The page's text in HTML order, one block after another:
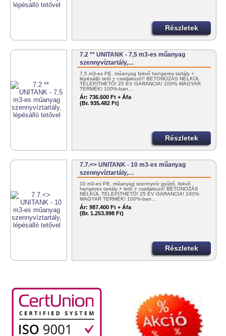
Részletek
7.2 ** UNITANK - 7,5 m3-es műanyag
szennyvíztartály,…
7,5 m3-es PE. műanyag fekvő hengeres tartály +
lépésálló tető + csatlakozó!! BETONOZÁS NÉLKÜL
TELEPÍTHETŐ! 25 ÉV GARANCIA! 100% MAGYAR
TERMÉK! 100%-ban…
Ár: 736.600 Ft + Áfa
(Br. 935.482 Ft)
Részletek
7.7.<> UNITANK - 10 m3-es műanyag
szennyvíztartály,…
10 m3-es PE. műanyag szennyvíz gyűjtő, fekvő
hengeres tartály + tető + csatlakozó! BETONOZÁS
NÉLKÜL TELEPÍTHETŐ! 25 ÉV GARANCIA! 100%
MAGYAR TERMÉK! 100%-ban…
Ár: 987.400 Ft + Áfa
(Br. 1.253.998 Ft)
Részletek